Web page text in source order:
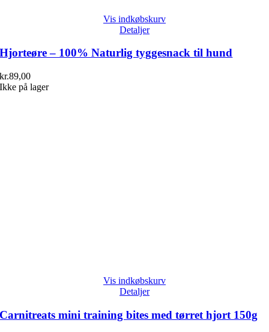
Vis indkøbskurv
Detaljer
Hjorteøre – 100% Naturlig tyggesnack til hund
kr.89,00
Ikke på lager
Vis indkøbskurv
Detaljer
Carnitreats mini training bites med tørret hjort 150g